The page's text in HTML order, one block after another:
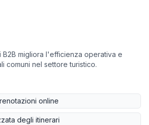
B2B migliora l'efficienza operativa e
comuni nel settore turistico.
online
degli itinerari